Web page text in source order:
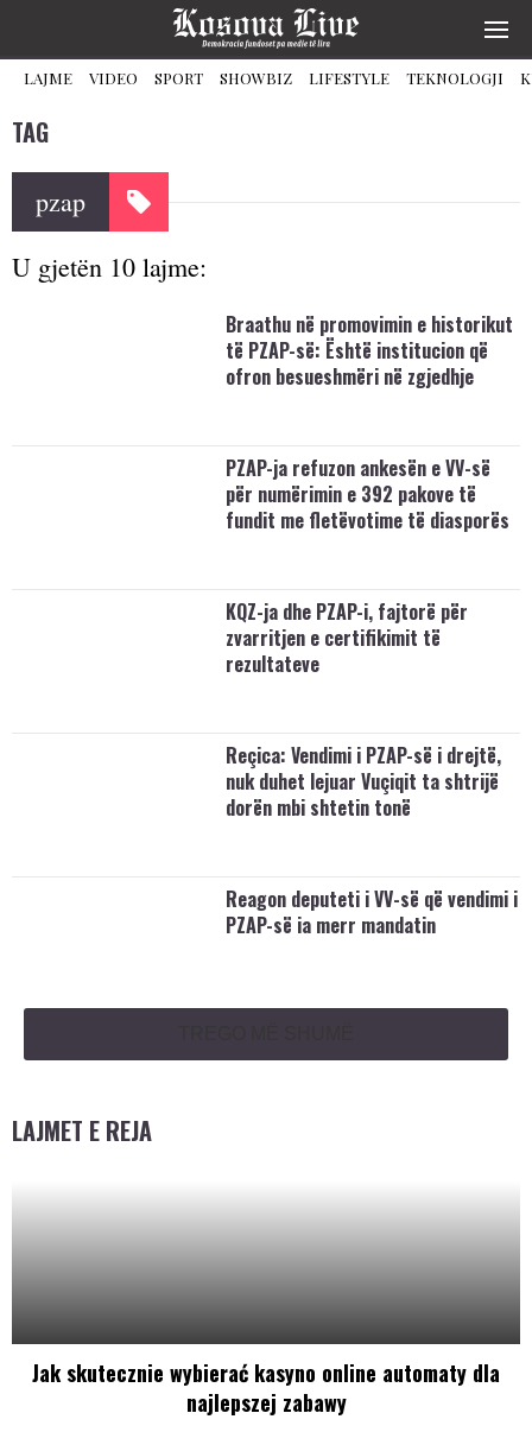
LAJME VIDEO SPORT SHOWBIZ LIFESTYLE TEKNOLOGJI
TAG
pzap
U gjetën 10 lajme:
Braathu në promovimin e historikut
të PZAP-së: Është institucion që
ofron besueshmëri në zgjedhje
PZAP-ja refuzon ankesën e VV-së
për numërimin e 392 pakove të
fundit me fletëvotime të diasporës
KQZ-ja dhe PZAP-i, fajtorë për
zvarritjen e certifikimit të
rezultateve
Reçica: Vendimi i PZAP-së i drejtë,
nuk duhet lejuar Vuçiqit ta shtrijë
dorën mbi shtetin tonë
Reagon deputeti i VV-së që vendimi i
PZAP-së ia merr mandatin
LAJMET E REJA
Jak skutecznie wybierać kasyno online automaty dla
najlepszej zabawy